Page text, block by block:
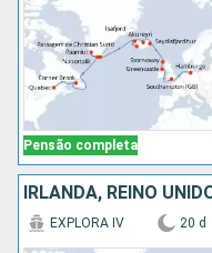
Pensão completa
EXPLORA IV 20 d